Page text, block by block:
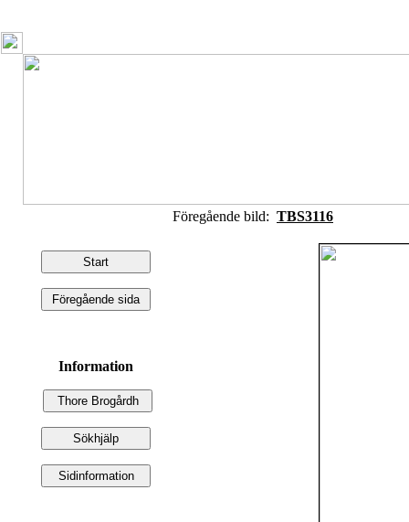
Information
Föregående bild: TBS3116